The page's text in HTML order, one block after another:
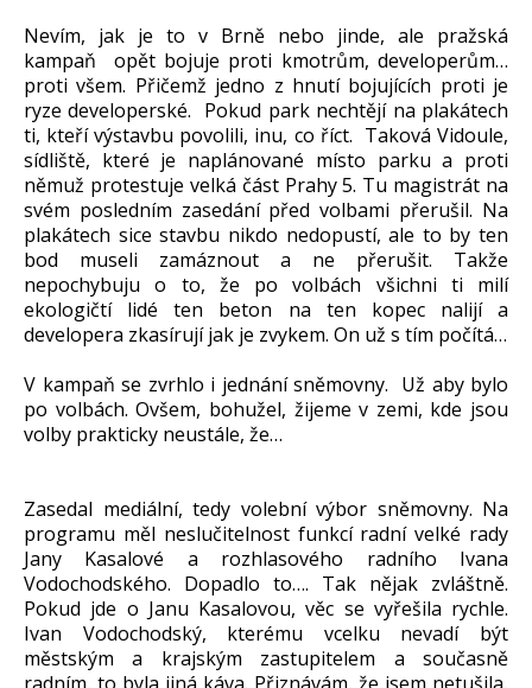
Nevím, jak je to v Brně nebo jinde, ale pražská
kampaň opět bojuje proti kmotrům, developerům…
proti všem. Přičemž jedno z hnutí bojujících proti je
ryze developerské. Pokud park nechtějí na plakátech
ti, kteří výstavbu povolili, inu, co říct. Taková Vidoule,
sídliště, které je naplánované místo parku a proti
němuž protestuje velká část Prahy 5. Tu magistrát na
svém posledním zasedání před volbami přerušil. Na
plakátech sice stavbu nikdo nedopustí, ale to by ten
bod museli zamáznout a ne přerušit. Takže
nepochybuju o to, že po volbách všichni ti milí
ekologičtí lidé ten beton na ten kopec nalijí a
developera zkasírují jak je zvykem. On už s tím počítá…
V kampaň se zvrhlo i jednání sněmovny. Už aby bylo
po volbách. Ovšem, bohužel, žijeme v zemi, kde jsou
volby prakticky neustále, že…
Zasedal mediální, tedy volební výbor sněmovny. Na
programu měl neslučitelnost funkcí radní velké rady
Jany Kasalové a rozhlasového radního Ivana
Vodochodského. Dopadlo to…. Tak nějak zvláštně.
Pokud jde o Janu Kasalovou, věc se vyřešila rychle.
Ivan Vodochodský, kterému vcelku nevadí být
městským a krajským zastupitelem a současně